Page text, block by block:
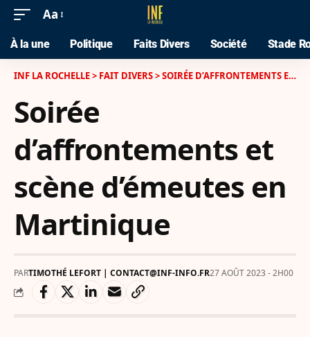
Aa
À la une Politique Faits Divers Société Stade
INF LA ROCHELLE> FAIT DIVERS>SOIRÉE D’AFFRONTEMENTS ET SCÈNE D’ÉMEUTES EN MARTINIQUE
Soirée
d’affrontements et
scène d’émeutes en
Martinique
PARTIMOTHÉ LEFORT | CONTACT@INF-INFO.FR27 AOÛT 2023 - 2H00